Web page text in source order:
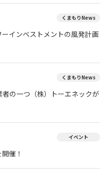
くまもりNews
インベストメントの風発計画
くまもりNews
の一つ（株）トーエネックが
イベント
催！